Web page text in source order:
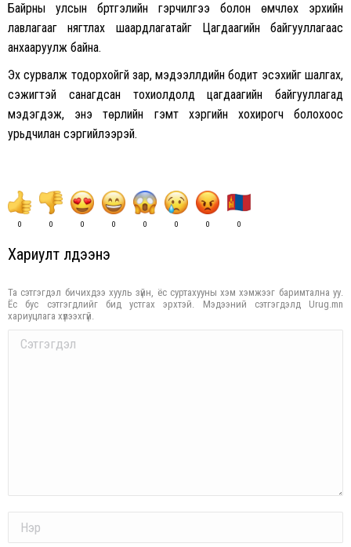
Байрны улсын бүртгэлийн гэрчилгээ болон өмчлөх эрхийн
лавлагааг нягтлах шаардлагатайг Цагдаагийн байгууллагаас
анхааруулж байна.
Эх сурвалж тодорхойгүй зар, мэдээллүүдийн бодит эсэхийг шалгах,
сэжигтэй санагдсан тохиолдолд цагдаагийн байгууллагад
мэдэгдэж, энэ төрлийн гэмт хэргийн хохирогч болохоос
урьдчилан сэргийлээрэй.
0 0 0 0 0 0 0 0
Хариулт үлдээнэ үү
Та сэтгэгдэл бичихдээ хууль зүйн, ёс суртахууны хэм хэмжээг баримтална уу.
Ёс бус сэтгэгдлийг бид устгах эрхтэй. Мэдээний сэтгэгдэлд Urug.mn
хариуцлага хүлээхгүй.
Comment